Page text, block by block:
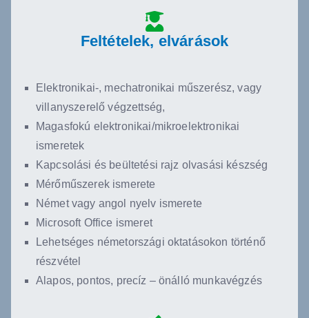
Feltételek, elvárások
Elektronikai-, mechatronikai műszerész, vagy
villanyszerelő végzettség,
Magasfokú elektronikai/mikroelektronikai
ismeretek
Kapcsolási és beültetési rajz olvasási készség
Mérőműszerek ismerete
Német vagy angol nyelv ismerete
Microsoft Office ismeret
Lehetséges németországi oktatásokon történő
részvétel
Alapos, pontos, precíz – önálló munkavégzés